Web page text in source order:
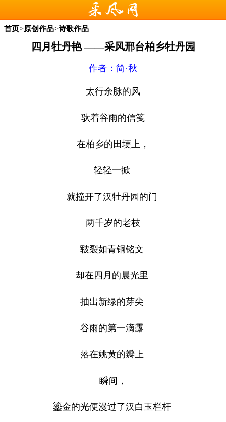
首页>原创作品>诗歌作品
四月牡丹艳 ——采风邢台柏乡牡丹园
作者：简·秋
太行余脉的风
驮着谷雨的信笺
在柏乡的田埂上，
轻轻一掀
就撞开了汉牡丹园的门
两千岁的老枝
皲裂如青铜铭文
却在四月的晨光里
抽出新绿的芽尖
谷雨的第一滴露
落在姚黄的瓣上
瞬间，
鎏金的光便漫过了汉白玉栏杆